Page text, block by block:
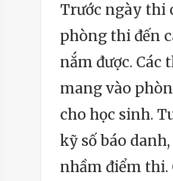
Trước ngày thi
phòng thi đến
nắm được. Các
mang vào
cho học sinh.
kỹ số báo
nhầm điểm thi.